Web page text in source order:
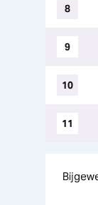
8
9
10
11